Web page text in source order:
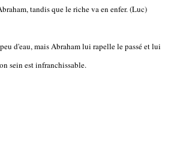
tandis que le riche va en enfer. (Luc)
d'eau, mais Abraham lui rapelle le passé et lui
sein est infranchissable.